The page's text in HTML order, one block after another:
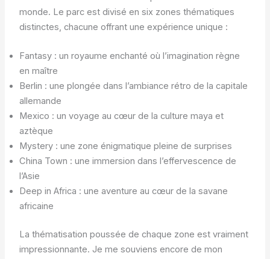
monde. Le parc est divisé en six zones thématiques
distinctes, chacune offrant une expérience unique :
Fantasy : un royaume enchanté où l’imagination règne
en maître
Berlin : une plongée dans l’ambiance rétro de la capitale
allemande
Mexico : un voyage au cœur de la culture maya et
aztèque
Mystery : une zone énigmatique pleine de surprises
China Town : une immersion dans l’effervescence de
l’Asie
Deep in Africa : une aventure au cœur de la savane
africaine
La thématisation poussée de chaque zone est vraiment
impressionnante. Je me souviens encore de mon